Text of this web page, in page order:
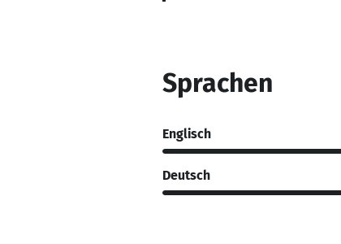
Sprachen
Englisch
Deutsch